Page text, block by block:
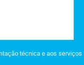
técnica e aos serviços